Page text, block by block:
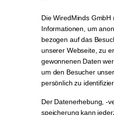
Die WiredMinds GmbH
Informationen, um
bezogen auf das
unserer Webseite, zu
gewonnenen Daten
um den Besucher
persönlich zu
Der Datenerhebung, -
speicherung kann